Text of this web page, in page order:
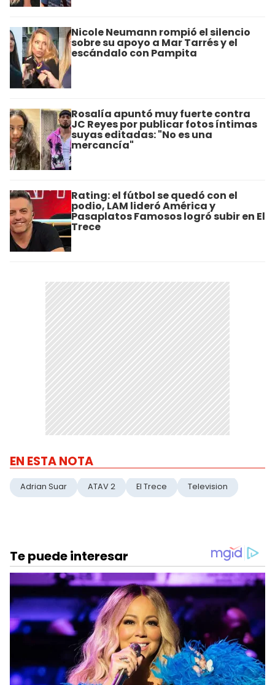
Nicole Neumann rompió el silencio
sobre su apoyo a Mar Tarrés y el
escándalo con Pampita
Rosalía apuntó muy fuerte contra
JC Reyes por publicar fotos íntimas
suyas editadas: "No es una
mercancía"
Rating: el fútbol se quedó con el
podio, LAM lideró América y
Pasaplatos Famosos logró subir en El
Trece
EN ESTA NOTA
Adrian Suar ATAV 2 El Trece Television